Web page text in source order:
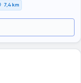
7,4 km